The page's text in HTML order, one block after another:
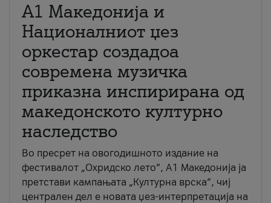
А1 Македонија и
Националниот џез
оркестар создадоа
современа музичка
приказна инспирирана од
македонското културно
наследство
Во пресрет на овогодишното издание на
фестивалот „Охридско лето“, А1 Македонија ја
претстави кампањата „Културна врска“, чиј
централен дел е новата џез-интерпретација на